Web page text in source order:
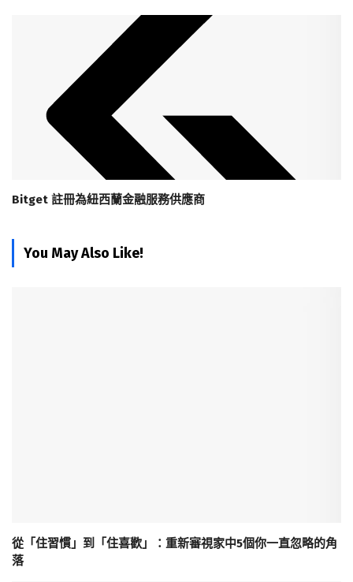
Bitget 註冊為紐西蘭金融服務供應商
You May Also Like!
從「住習慣」到「住喜歡」：重新審視家中5個你一直忽略的角
落